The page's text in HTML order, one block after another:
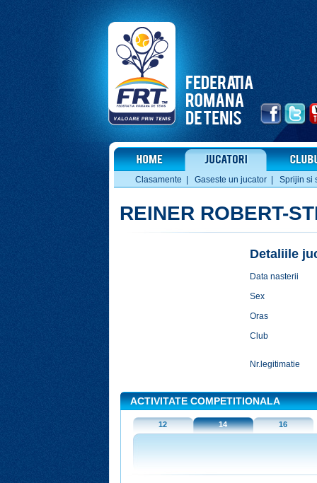
Clasamente Gaseste un jucator Sprijin si
REINER ROBERT-
Detaliile
Data nasterii
Sex
Oras
Club
Nr.legitimatie
ACTIVITATE COMPETITIONALA
12 14 16